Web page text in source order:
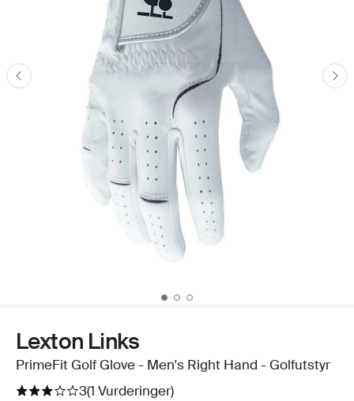
Lexton Links
PrimeFit Golf Glove - Men's Right Hand - Golfutstyr
3(1 Vurderinger)